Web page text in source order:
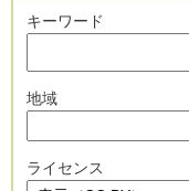
キーワード
地域
ライセンス